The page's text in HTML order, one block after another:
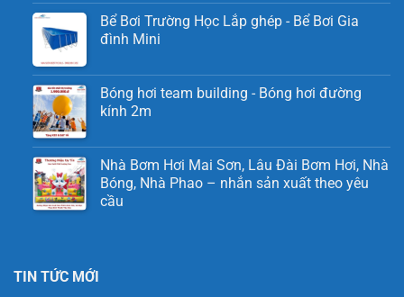
Bể Bơi Trường Học Lắp ghép - Bể Bơi Gia
đình Mini
Bóng hơi team building - Bóng hơi đường
kính 2m
Nhà Bơm Hơi Mai Sơn, Lâu Đài Bơm Hơi, Nhà
Bóng, Nhà Phao – nhắn sản xuất theo yêu
cầu
TIN TỨC MỚI